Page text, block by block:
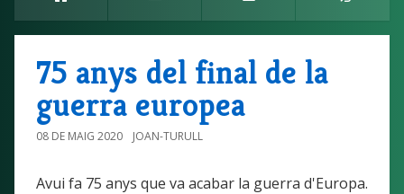
75 anys del final de la
guerra europea
08 DE MAIG 2020 JOAN-TURULL
Avui fa 75 anys que va acabar la guerra d'Europa.